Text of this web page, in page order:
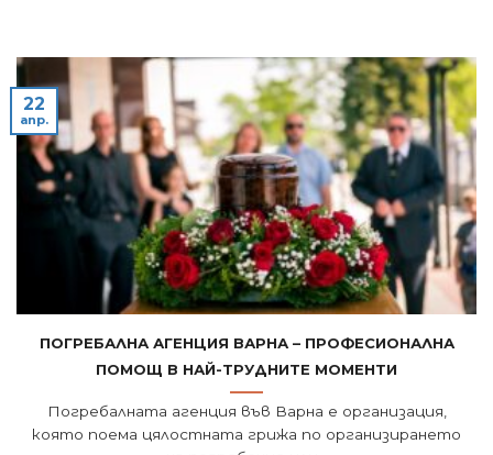
Погребална агенция Варна – професионална
помощ в най-трудните моменти
Погребалната агенция във Варна е организация,
която поема цялостната грижа по организирането
22
апр.